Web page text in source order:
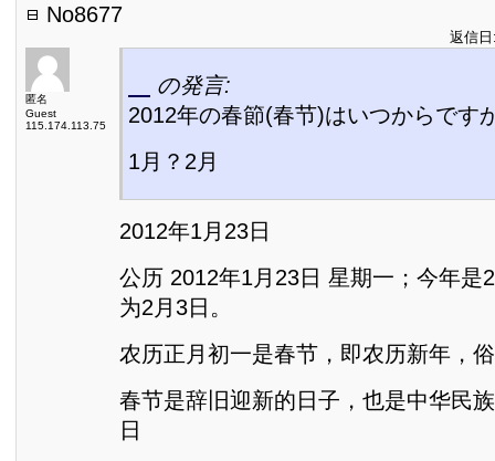
No8677
返信
匿名
Guest
115.174.113.75
の発言:
2012年の春節(春节)はいつからです
1月？2月
2012年1月23日
公历 2012年1月23日 星期一；今年是
为2月3日。
农历正月初一是春节，即农历新年，俗
春节是辞旧迎新的日子，也是中华民
日